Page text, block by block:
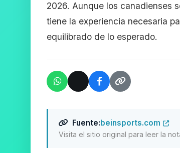
2026. Aunque los canadienses
tiene la experiencia necesaria
equilibrado de lo esperado.
Fuente:beinsports.com
Visita el sitio original para leer la